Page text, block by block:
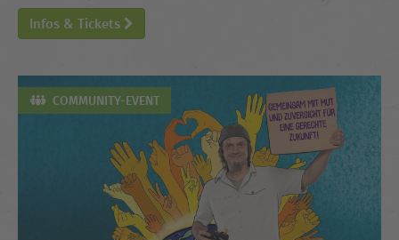
Infos & Tickets
COMMUNITY-EVENT